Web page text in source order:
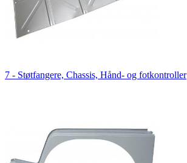
7 - Støtfangere, Chassis, Hånd- og fotkontroller